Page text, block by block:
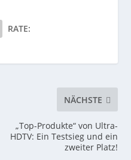
RATE:
NÄCHSTE
„Top-Produkte“ von Ultra-
HDTV: Ein Testsieg und ein
zweiter Platz!